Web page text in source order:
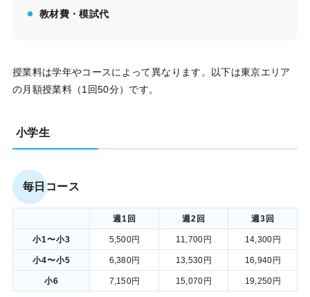
教材費・模試代
授業料は学年やコースによって異なります。以下は東京エリア
の月額授業料（1回50分）です。
小学生
毎日コース
週1回 週2回 週3回
小1〜小3 5,500円 11,700円 14,300円
小4〜小5 6,380円 13,530円 16,940円
小6 7,150円 15,070円 19,250円